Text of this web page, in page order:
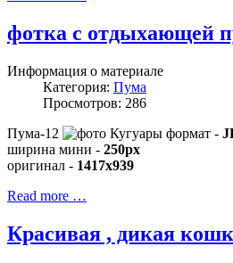
фотка с отдыхающей
Информация о материале
Категория: Пума
Просмотров: 286
Пума-12
формат -
ширина мини - 250px
оригинал - 1417x939
Read more …
Красивая , дикая